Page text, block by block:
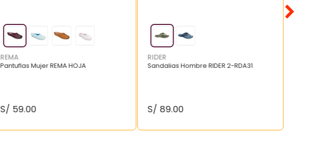
REMA
Pantuflas Mujer REMA HOJA
S/ 59.00
RIDER
Sandalias Hombre RIDER 2-RDA31
S/ 89.00